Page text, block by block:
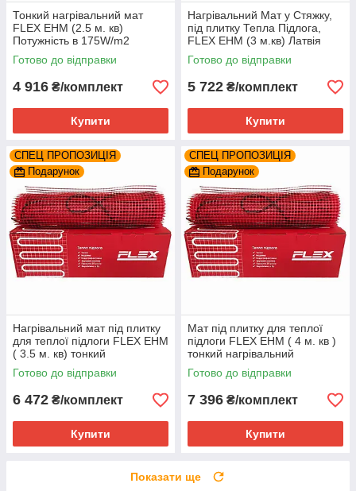
Тонкий нагрівальний мат
FLEX EHM (2.5 м. кв)
Потужність в 175W/m2
Готово до відправки
4 916 ₴/комплект
Купити
Нагрівальний Мат у Стяжку,
під плитку Тепла Підлога,
FLEX EHM (3 м.кв) Латвія
Готово до відправки
5 722 ₴/комплект
Купити
СПЕЦ ПРОПОЗИЦІЯ
Подарунок
Нагрівальний мат під плитку
для теплої підлоги FLEX EHM
( 3.5 м. кв) тонкий
двожильний
Готово до відправки
6 472 ₴/комплект
Купити
СПЕЦ ПРОПОЗИЦІЯ
Подарунок
Мат під плитку для теплої
підлоги FLEX EHM ( 4 м. кв )
тонкий нагрівальний
Потужність в 175W/m2
Готово до відправки
7 396 ₴/комплект
Купити
Показати ще